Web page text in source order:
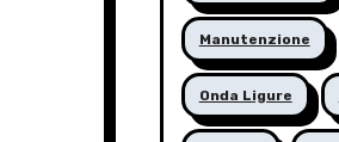
Manutenzione
Onda Ligure